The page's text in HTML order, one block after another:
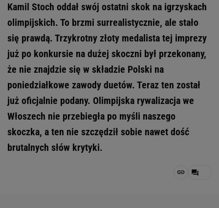
Kamil Stoch oddał swój ostatni skok na igrzyskach
olimpijskich. To brzmi surrealistycznie, ale stało
się prawdą. Trzykrotny złoty medalista tej imprezy
już po konkursie na dużej skoczni był przekonany,
że nie znajdzie się w składzie Polski na
poniedziałkowe zawody duetów. Teraz ten został
już oficjalnie podany. Olimpijska rywalizacja we
Włoszech nie przebiegła po myśli naszego
skoczka, a ten nie szczędził sobie nawet dość
brutalnych słów krytyki.